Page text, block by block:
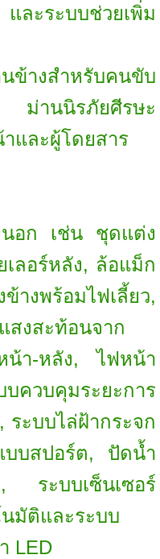
ละระบบช่วยเพิ่ม
างสำหรับคนขับ
ม่านนิรภัยศีรษะ
และผู้โดยสาร
นอก เช่น ชุดแต่ง
เลอร์หลัง, ล้อแม็ก
พร้อมไฟเลี้ยว,
สงสะท้อนจาก
น้า-หลัง, ไฟหน้า
ควบคุมระยะการ
ะบบไล่ฝ้ากระจก
บบสปอร์ต, ปัดน้ำ
, ระบบเซ็นเซอร์
นมัติและระบบ
LED